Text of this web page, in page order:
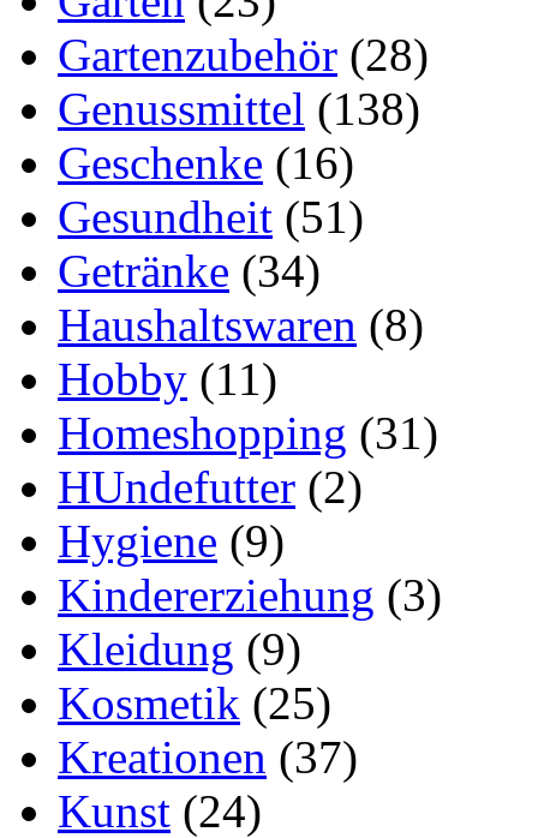
Gartenzubehör (28)
Genussmittel (138)
Geschenke (16)
Gesundheit (51)
Getränke (34)
Haushaltswaren (8)
Hobby (11)
Homeshopping (31)
HUndefutter (2)
Hygiene (9)
Kindererziehung (3)
Kleidung (9)
Kosmetik (25)
Kreationen (37)
Kunst (24)